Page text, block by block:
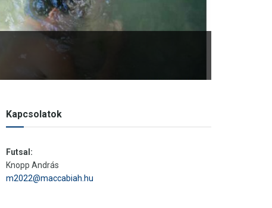
Kapcsolatok
Futsal:
Knopp András
m2022@maccabiah.hu